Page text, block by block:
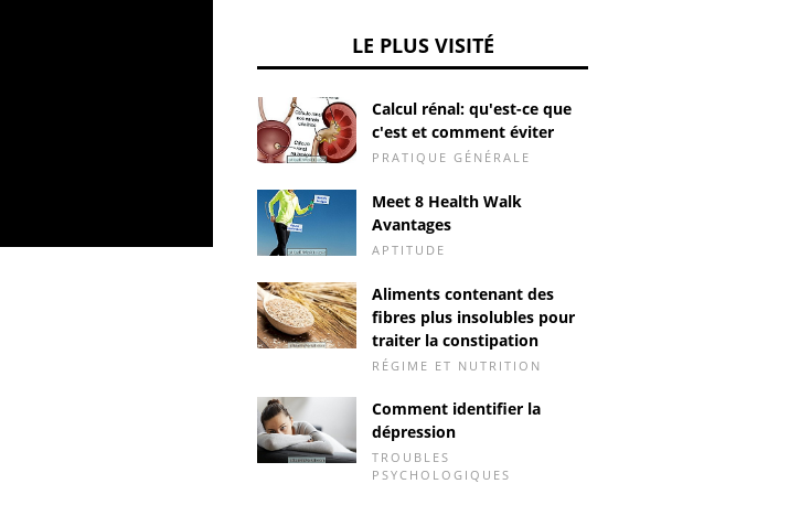
LE PLUS VISITÉ
Calcul rénal: qu'est-ce que
c'est et comment éviter
PRATIQUE GÉNÉRALE
Meet 8 Health Walk
Avantages
APTITUDE
Aliments contenant des
fibres plus insolubles pour
traiter la constipation
RÉGIME ET NUTRITION
Comment identifier la
dépression
TROUBLES
PSYCHOLOGIQUES